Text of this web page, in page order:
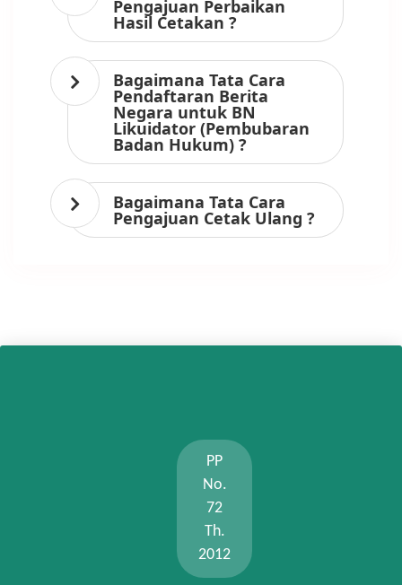
Pengajuan Perbaikan
Hasil Cetakan ?
Bagaimana Tata Cara
Pendaftaran Berita
Negara untuk BN
Likuidator (Pembubaran
Badan Hukum) ?
Bagaimana Tata Cara
Pengajuan Cetak Ulang ?
PP
No.
72
Th.
2012